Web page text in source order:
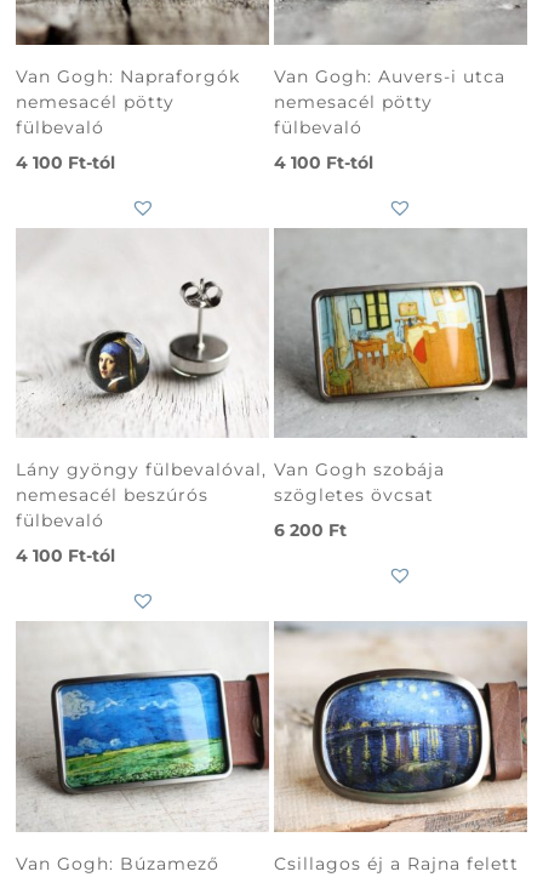
Van Gogh: Napraforgók
nemesacél pötty
fülbevaló
4 100 Ft-tól
Van Gogh: Auvers-i utca
nemesacél pötty
fülbevaló
4 100 Ft-tól
Lány gyöngy fülbevalóval,
nemesacél beszúrós
fülbevaló
4 100 Ft-tól
Van Gogh szobája
szögletes övcsat
6 200 Ft
Van Gogh: Búzamező
Csillagos éj a Rajna felett
Subtotal